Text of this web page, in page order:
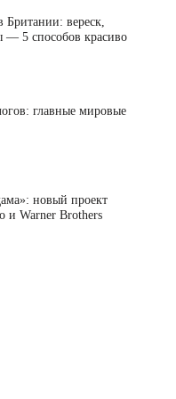
Британии: вереск,
— 5 способов красиво
главные мировые
новый проект
и Warner Brothers